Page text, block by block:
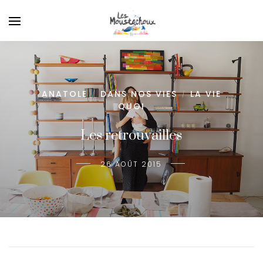
ANATOLE / DANS NOS VIES / LA VIE
QUOI
Les retrouvailles
26 AOÛT 2015